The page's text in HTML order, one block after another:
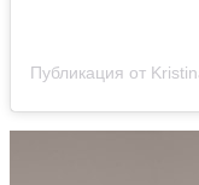
Публикация от